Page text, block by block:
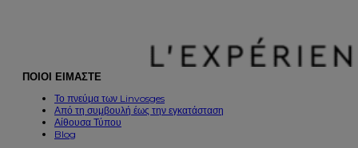
ΠΟΙΟΙ ΕΙΜΑΣΤΕ
Το πνεύμα των Linvosges
Από τη συμβουλή έως την εγκατάσταση
Αίθουσα Τύπου
Blog